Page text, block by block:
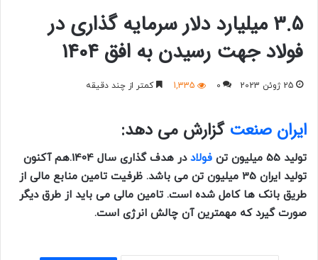
3.5 میلیارد دلار سرمایه گذاری در
فولاد جهت رسیدن به افق 1404
25 ژوئن 2023 0
1,335 کمتر از چند دقیقه
ایران صنعت گزارش می دهد:
تولید 55 میلیون تن فولاد
در هدف گذاری سال 1404.هم آکنون
تولید ایران 35 میلیون تن می باشد. ظرفیت تامین منابع مالی از
طریق بانک ها کامل شده است. تامین مالی می باید از طرق دیگر
صورت گیرد که مهمترین آن چالش انرژی است.